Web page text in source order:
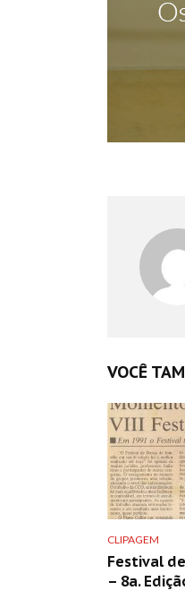
VOCÊ
CLIPAGEM
Festival
– 8a.